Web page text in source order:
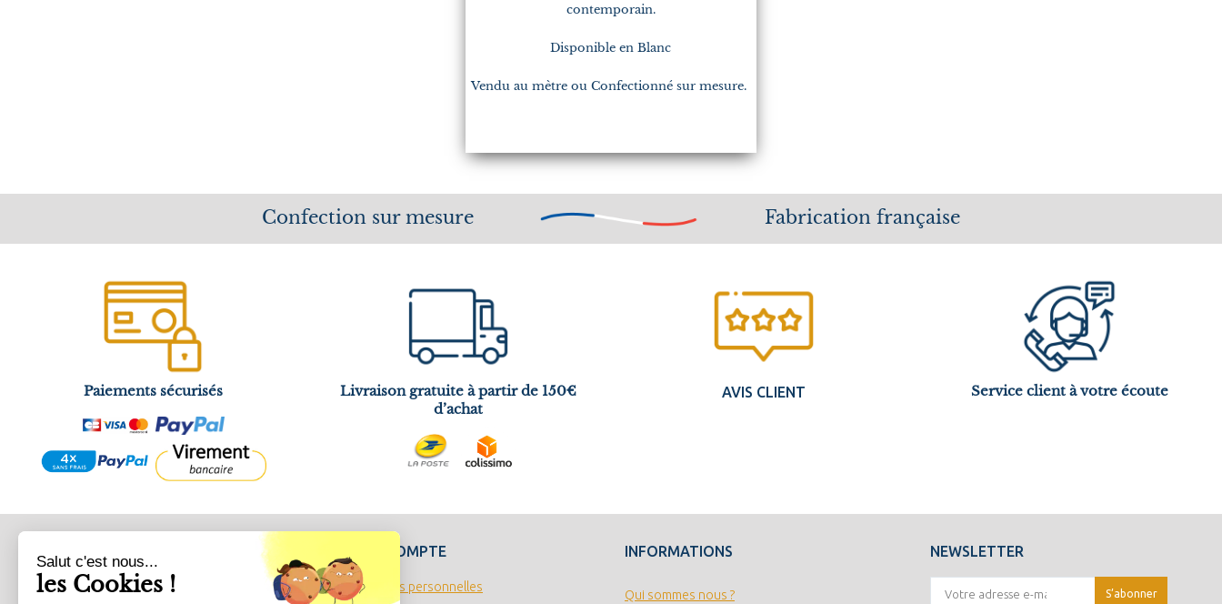
contemporain.
Disponible en Blanc
Vendu au mètre ou Confectionné sur mesure.
Confection sur mesure Fabrication française
Paiements sécurisés
Livraison gratuite à partir de 150€
d’achat
AVIS CLIENT Service client à votre écoute
Accueil
VOTRE COMPTE
Informations personnelles
INFORMATIONS
Qui sommes nous ?
NEWSLETTER
Salut c'est nous...
les Cookies !